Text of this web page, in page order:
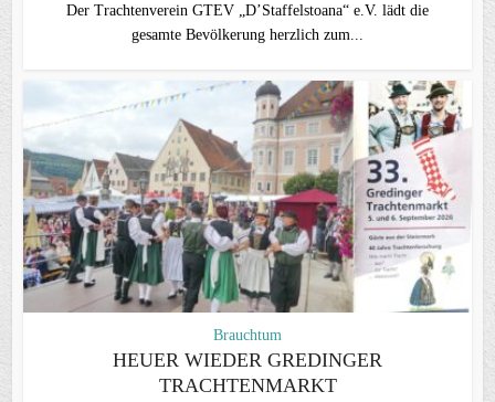
Der Trachtenverein GTEV „D’Staffelstoana“ e.V. lädt die
gesamte Bevölkerung herzlich zum...
Brauchtum
HEUER WIEDER GREDINGER
TRACHTENMARKT